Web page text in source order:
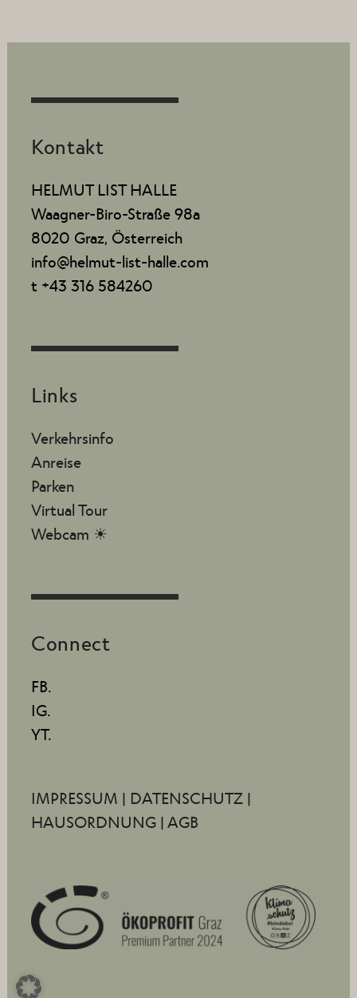
Kontakt
HELMUT LIST HALLE
Waagner-Biro-Straße 98a
8020 Graz, Österreich
info@helmut-list-halle.com
t +43 316 584260
Links
Verkehrsinfo
Anreise
Parken
Virtual Tour
Webcam ☀
Connect
FB.
IG.
YT.
IMPRESSUM | DATENSCHUTZ |
HAUSORDNUNG | AGB